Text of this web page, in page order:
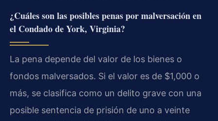
¿Cuáles son las posibles penas por malversación en
el Condado de York, Virginia?
La pena depende del valor de los bienes o
fondos malversados. Si el valor es de $1,000 o
más, se clasifica como un delito grave con una
posible sentencia de prisión de uno a veinte